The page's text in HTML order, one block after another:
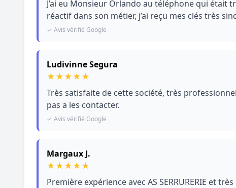
J’ai eu Monsieur Orlando au téléphone qui était
réactif dans son métier, j’ai reçu mes clés très
✓ Avis vérifié Google
Ludivinne Segura
★★★★★
Très satisfaite de cette société, très
pas a les contacter.
✓ Avis vérifié Google
Margaux J.
★★★★★
Première expérience avec AS SERRURERIE et